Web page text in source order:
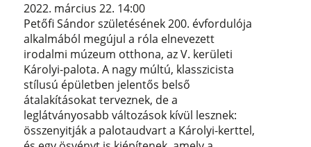
2022. március 22. 14:00
Petőfi Sándor születésének 200. évfordulója
alkalmából megújul a róla elnevezett
irodalmi múzeum otthona, az V. kerületi
Károlyi-palota. A nagy múltú, klasszicista
stílusú épületben jelentős belső
átalakításokat terveznek, de a
leglátványosabb változások kívül lesznek:
összenyitják a palotaudvart a Károlyi-kerttel,